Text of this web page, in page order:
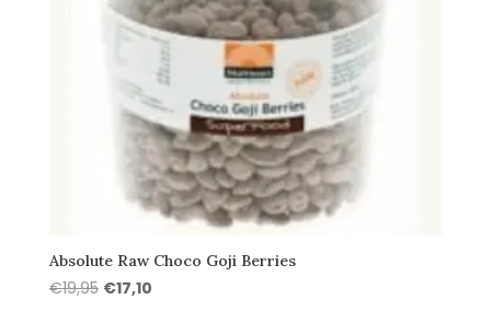
Absolute Raw Choco Goji Berries
€19,95 Oorspronkelijke
€17,10Huidige